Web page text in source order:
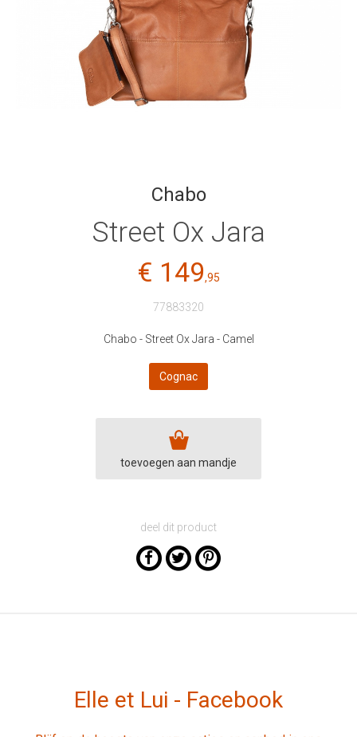
Chabo
Street Ox Jara
€ 149,95
77883320
Chabo - Street Ox Jara - Camel
Cognac
toevoegen aan mandje
deel dit product
Elle et Lui - Facebook